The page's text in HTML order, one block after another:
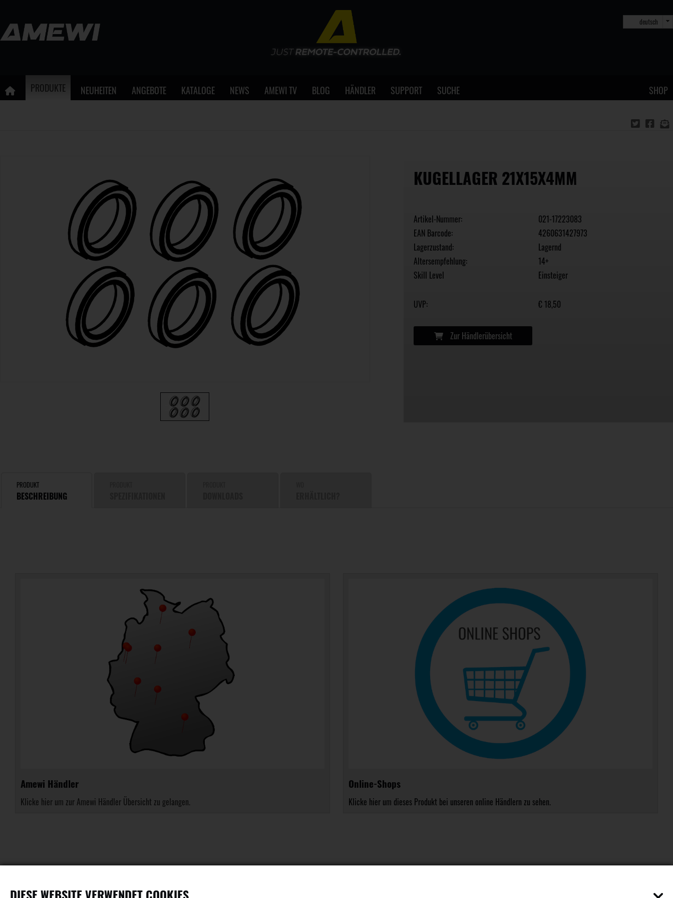
deutsch
PRODUKTE NEUHEITEN ANGEBOTE KATALOGE NEWS AMEWI TV BLOG HÄNDLER SUPPORT SUCHE SHOP
KUGELLAGER 21X15X4MM
Artikel-Nummer:
021-17223083
EAN Barcode:
4260631427973
Lagerzustand:
Lagernd
Altersempfehlung:
14+
Skill Level
Einsteiger
UVP: € 18,50
Zur Händlerübersicht
PRODUKT
BESCHREIBUNG
Amewi Händler
Klicke hier um zur Amewi Händler Übersicht zu gelangen.
Online-Shops
Klicke hier um dieses Produkt bei unseren online Händlern zu sehen.